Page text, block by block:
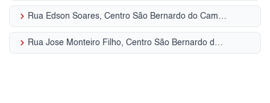
keyboard_arrow_right Rua Edson Soares, Centro São Bernardo do Campo
keyboard_arrow_right Rua Jose Monteiro Filho, Centro São Bernardo do Campo